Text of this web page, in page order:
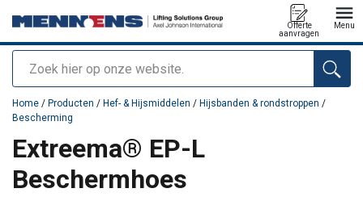
Zoeken
Offerte
aanvragen
Menu
toegevoegd aan uw offerte
Home / Producten / Hef- & Hijsmiddelen / Hijsbanden & rondstroppen /
Bescherming
Extreema® EP-L
Beschermhoes